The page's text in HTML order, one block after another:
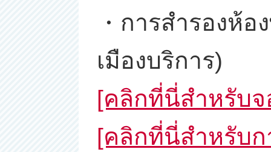
・การสำรองห้
เมืองบริการ)
[คลิกที่นี่สำหรับจ
[คลิกที่นี่สำหรับก